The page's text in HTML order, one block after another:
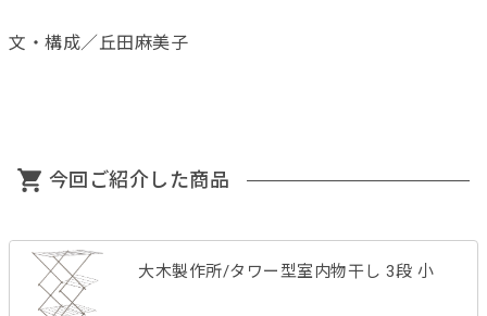
文・構成／丘田麻美子
今回ご紹介した商品
大木製作所/タワー型室内物干し 3段 小